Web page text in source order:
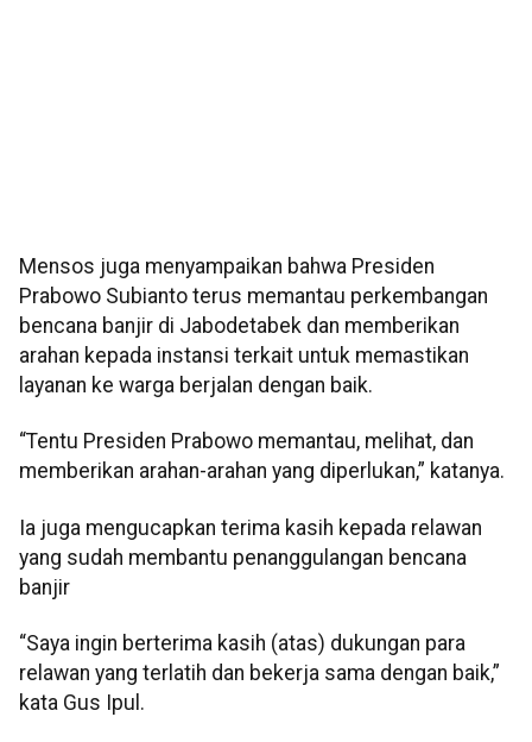
Mensos juga menyampaikan bahwa Presiden
Prabowo Subianto terus memantau perkembangan
bencana banjir di Jabodetabek dan memberikan
arahan kepada instansi terkait untuk memastikan
layanan ke warga berjalan dengan baik.
“Tentu Presiden Prabowo memantau, melihat, dan
memberikan arahan-arahan yang diperlukan,” katanya.
Ia juga mengucapkan terima kasih kepada relawan
yang sudah membantu penanggulangan bencana
banjir
“Saya ingin berterima kasih (atas) dukungan para
relawan yang terlatih dan bekerja sama dengan baik,”
kata Gus Ipul.